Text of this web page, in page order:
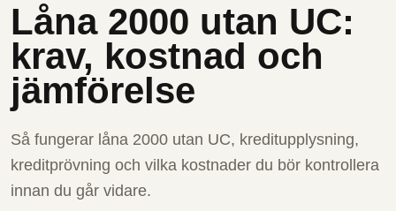
Låna 2000 utan UC:
krav, kostnad och
jämförelse
Så fungerar låna 2000 utan UC, kreditupplysning,
kreditprövning och vilka kostnader du bör kontrollera
innan du går vidare.